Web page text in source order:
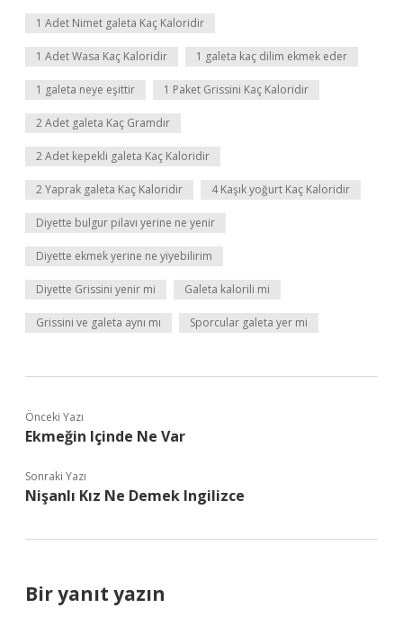
1 Adet Nimet galeta Kaç Kaloridir
1 Adet Wasa Kaç Kaloridir 1 galeta kaç dilim ekmek eder
1 galeta neye eşittir 1 Paket Grissini Kaç Kaloridir
2 Adet galeta Kaç Gramdır
2 Adet kepekli galeta Kaç Kaloridir
2 Yaprak galeta Kaç Kaloridir 4 Kaşık yoğurt Kaç Kaloridir
Diyette bulgur pilavı yerine ne yenir
Diyette ekmek yerine ne yiyebilirim
Diyette Grissini yenir mi Galeta kalorili mi
Grissini ve galeta aynı mı Sporcular galeta yer mi
Önceki Yazı
Ekmeğin Içinde Ne Var
Sonraki Yazı
Nişanlı Kız Ne Demek Ingilizce
Bir yanıt yazın